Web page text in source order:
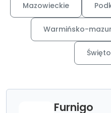
Mazowieckie
Warmińsko-
Furnigo